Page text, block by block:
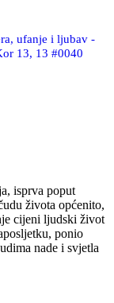
ufanje i ljubav -
13, 13 #0040
isprva poput
života općenito,
cijeni ljudski život
ponio
nade i svjetla